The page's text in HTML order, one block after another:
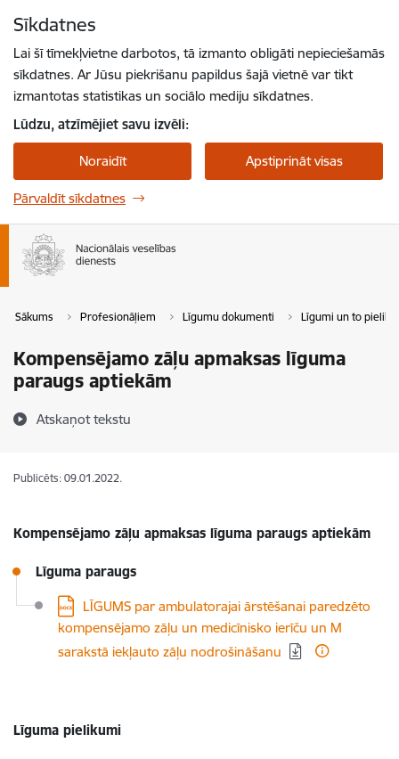
Sīkdatnes
Lai šī tīmekļvietne darbotos, tā izmanto obligāti nepieciešamās
sīkdatnes. Ar Jūsu piekrišanu papildus šajā vietnē var tikt
izmantotas statistikas un sociālo mediju sīkdatnes.
Lūdzu, atzīmējiet savu izvēli:
Noraidīt Apstiprināt visas
Pārvaldīt sīkdatnes
Sākums Profesionāļiem Līgumu dokumenti Līgumi un to
Kompensējamo zāļu apmaksas līguma
paraugs aptiekām
Atskaņot tekstu
Publicēts: 09.01.2022.
Kompensējamo zāļu apmaksas līguma paraugs aptiekām
Līguma paraugs
Lejupielādēt:
LĪGUMS par ambulatorajai ārstēšanai paredzēto
kompensējamo zāļu un medicīnisko ierīču un M
sarakstā iekļauto zāļu nodrošināšanu
Līguma pielikumi